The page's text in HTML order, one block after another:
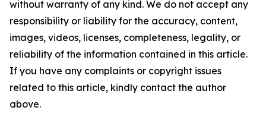
without warranty of any kind. We do not accept any
responsibility or liability for the accuracy, content,
images, videos, licenses, completeness, legality, or
reliability of the information contained in this article.
If you have any complaints or copyright issues
related to this article, kindly contact the author
above.